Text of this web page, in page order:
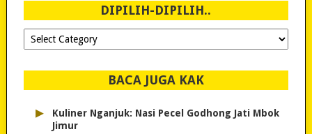
DIPILIH-DIPILIH..
Dipilih-
dipilih..
BACA JUGA KAK
▸
Kuliner Nganjuk: Nasi Pecel Godhong Jati Mbok
Jimur